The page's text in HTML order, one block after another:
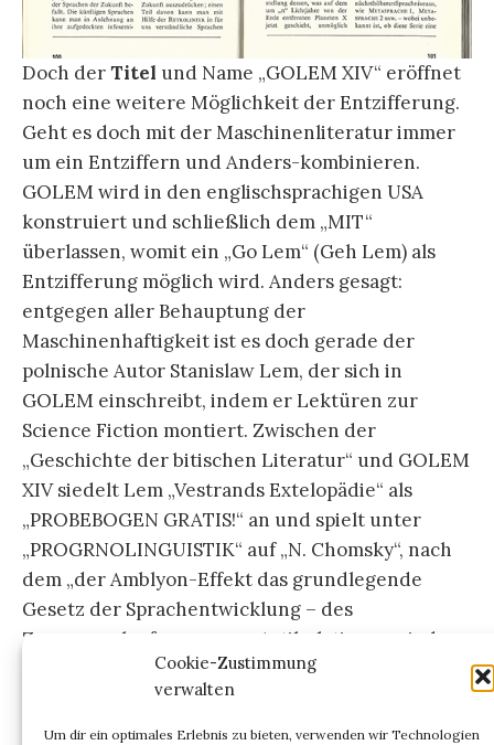
Cookie-Zustimmung
verwalten
Um dir ein optimales Erlebnis zu bieten, verwenden wir Technologien
Doch derTitel und Name „GOLEM XIV“ eröffnet
noch eine weitere Möglichkeit der Entzifferung.
Geht es doch mit der Maschinenliteratur immer
um ein Entziffern und Anders-kombinieren.
GOLEM wird in den englischsprachigen USA
konstruiert und schließlich dem „MIT“
überlassen, womit ein „Go Lem“ (Geh Lem) als
Entzifferung möglich wird. Anders gesagt:
entgegen aller Behauptung der
Maschinenhaftigkeit ist es doch gerade der
polnische Autor Stanislaw Lem, der sich in
GOLEM einschreibt, indem er Lektüren zur
Science Fiction montiert. Zwischen der
„Geschichte der bitischen Literatur“ und GOLEM
XIV siedelt Lem „Vestrands Extelopädie“ als
„PROBEBOGEN GRATIS!“ an und spielt unter
„PROGRNOLINGUISTIK“ auf „N. Chomsky“, nach
dem „der Amblyon-Effekt das grundlegende
Gesetz der Sprachentwicklung – des
Zusammenlaufens ganzer Artikulationsperioden
zu neu entstehenden Begriffen und ihren
Bezeichnungen“ sei.[23]
Noam Chomsky am Massachusets Insitute of